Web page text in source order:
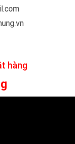
hàng